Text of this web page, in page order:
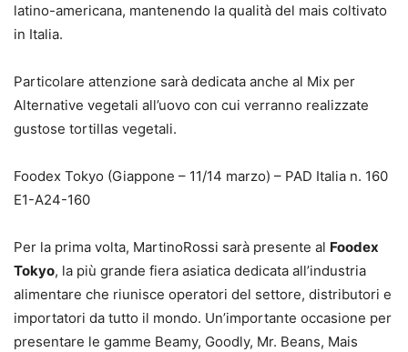
latino-americana, mantenendo la qualità del mais coltivato
in Italia.
Particolare attenzione sarà dedicata anche al Mix per
Alternative vegetali all’uovo con cui verranno realizzate
gustose tortillas vegetali.
Foodex Tokyo (Giappone – 11/14 marzo) – PAD Italia n. 160
E1-A24-160
Per la prima volta, MartinoRossi sarà presente al Foodex
Tokyo, la più grande fiera asiatica dedicata all’industria
alimentare che riunisce operatori del settore, distributori e
importatori da tutto il mondo. Un’importante occasione per
presentare le gamme Beamy, Goodly, Mr. Beans, Mais